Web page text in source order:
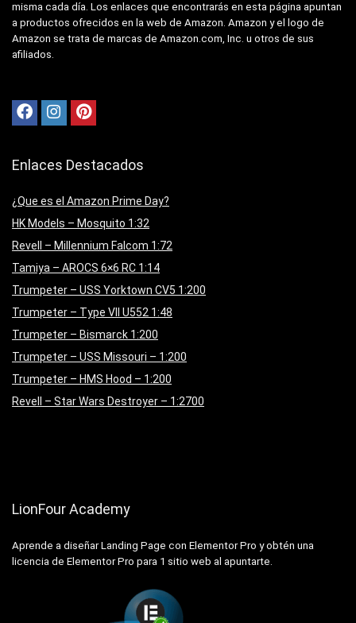
misma cada día. Los enlaces que encontrarás en esta página apuntan
a productos ofrecidos en la web de Amazon. Amazon y el logo de
Amazon se trata de marcas de Amazon.com, Inc. u otros de sus
afiliados.
Enlaces Destacados
¿Que es el Amazon Prime Day?
HK Models – Mosquito 1:32
Revell – Millennium Falcom 1:72
Tamiya – AROCS 6×6 RC 1:14
Trumpeter – USS Yorktown CV5 1:200
Trumpeter – Type VII U552 1:48
Trumpeter – Bismarck 1:200
Trumpeter – USS Missouri – 1:200
Trumpeter – HMS Hood – 1:200
Revell – Star Wars Destroyer – 1:2700
LionFour Academy
Aprende a diseñar Landing Page con Elementor Pro y obtén una
licencia de Elementor Pro para 1 sitio web al apuntarte.